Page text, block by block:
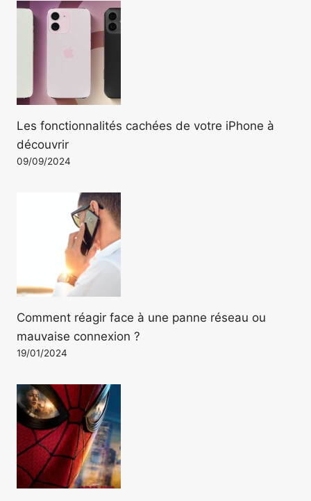
Les fonctionnalités cachées de votre iPhone à
découvrir
09/09/2024
Comment réagir face à une panne réseau ou
mauvaise connexion ?
19/01/2024